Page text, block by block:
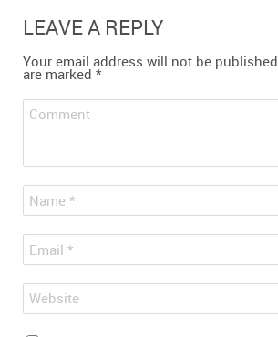
LEAVE A REPLY
Your email address will not be published.
are marked *
Comment
Name *
Email *
Website